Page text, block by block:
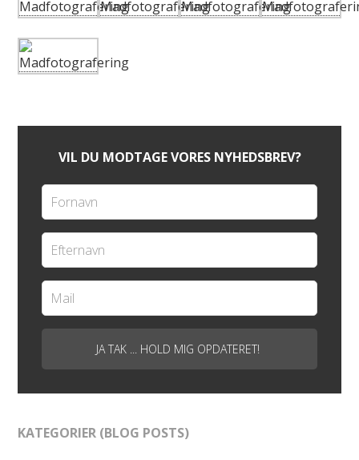
VIL DU MODTAGE VORES NYHEDSBREV?
KATEGORIER (BLOG POSTS)